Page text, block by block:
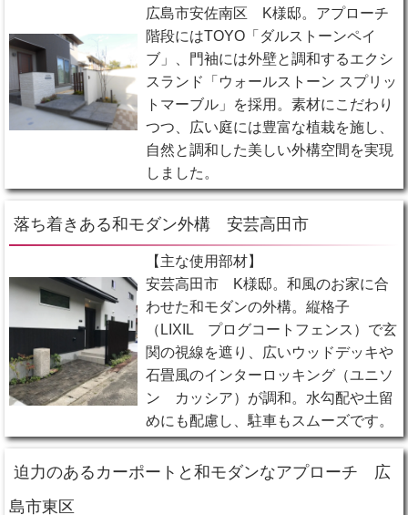
広島市安佐南区 K様邸。アプローチ
階段にはTOYO「ダルストーンペイ
ブ」、門袖には外壁と調和するエクシ
スランド「ウォールストーン スプリッ
トマーブル」を採用。素材にこだわり
つつ、広い庭には豊富な植栽を施し、
自然と調和した美しい外構空間を実現
しました。
落ち着きある和モダン外構 安芸高田市
【主な使用部材】
安芸高田市 K様邸。和風のお家に合
わせた和モダンの外構。縦格子
（LIXIL プログコートフェンス）で玄
関の視線を遮り、広いウッドデッキや
石畳風のインターロッキング（ユニソ
ン カッシア）が調和。水勾配や土留
めにも配慮し、駐車もスムーズです。
迫力のあるカーポートと和モダンなアプローチ 広
島市東区